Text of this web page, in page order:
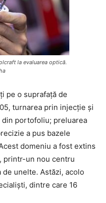
la evaluarea optică.
pe o suprafață de
turnarea prin injecție și
portofoliu; preluarea
a pus bazele
domeniu a fost extins
printr-un nou centru
unelte. Astăzi, acolo
dintre care 16